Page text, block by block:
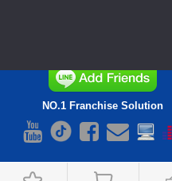
NO.1 Franchise Solution